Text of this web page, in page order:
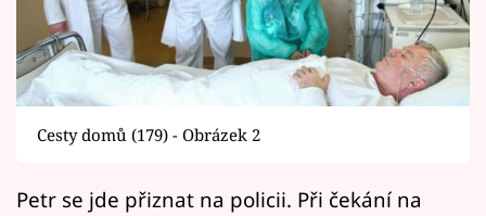
Horoskopy
Sledujte prima+
Filmový festival Karlovy Vary
Pořady
Cesty domů (179) - Obrázek 2
Petr se jde přiznat na policii. Při čekání na